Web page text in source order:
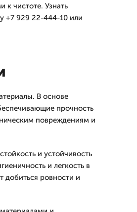
чистоте. Узнать
+7 929 22-444-10 или
В основе
прочность
повреждениям и
и устойчивость
и легкость в
добиться ровности и